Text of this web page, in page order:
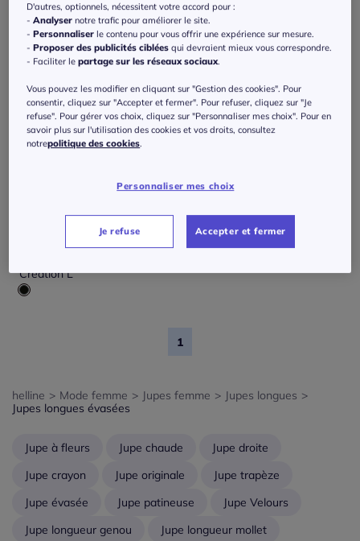
Creation L
1
helline > Mode femme > Jupes femme > Jupes longues >
Jupes longues évasées
Jupe à fleurs Jupe chaude
Jupe droite
Jupe crayon
Jupe originale
Jupe trapèze
Jupe évasée
Jupe patineuse
Jupe Velours
Jupe longueur genou
Jupe longueur mollet
D'autres, optionnels, nécessitent votre accord pour :
-Analyser notre trafic pour améliorer le site.
-Personnaliser le contenu pour vous offrir une expérience sur mesure.
-Proposer des publicités ciblées qui devraient mieux vous correspondre.
- Faciliter lepartage sur les réseaux sociaux.
Vous pouvez les modifier en cliquant sur "Gestion des cookies". Pour
consentir, cliquez sur "Accepter et fermer". Pour refuser, cliquez sur "Je
refuse". Pour gérer vos choix, cliquez sur "Personnaliser mes choix". Pour en
savoir plus sur l'utilisation des cookies et vos droits, consultez
notrepolitique des cookies.
Personnaliser mes choix
Je refuse Accepter et fermer